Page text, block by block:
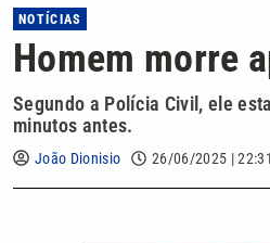
NOTÍCIAS
Homem morre
Segundo a Polícia Civil, ele
minutos antes.
João Dionisio 26/06/2025 | 22:31